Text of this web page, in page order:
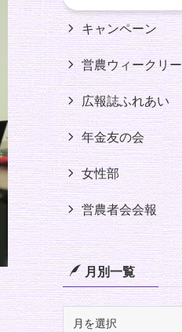
キャンペーン
営農ウィークリー
広報誌ふれあい
年金友の会
女性部
営農者会会報
月別一覧